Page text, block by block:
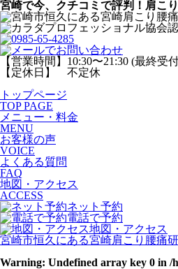
宮崎で今、クチコミで評判！肩こ
【営業時間】10:30〜21:30 (最終受
【定休日】 不定休
トップページ
TOP PAGE
メニュー・料金
MENU
お客様の声
VOICE
よくある質問
FAQ
地図・アクセス
ACCESS
ネット予約
電話で予約
地図・アクセス
宮崎市恒久にある宮崎肩こり腰痛
Warning: Undefined array key 0 in /